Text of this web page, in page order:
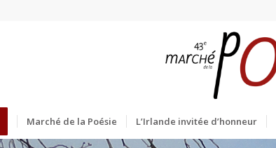
Marché de la Poésie L’Irlande invitée d’honneur